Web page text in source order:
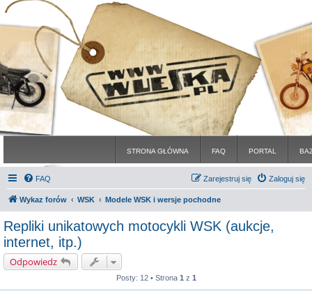
STRONA GŁÓWNA FAQ PORTAL
FAQ Zaloguj się
Zarejestruj się
Wykaz forów WSK Modele WSK i wersje pochodne
Repliki unikatowych motocykli WSK (aukcje,
internet, itp.)
Odpowiedz
Posty: 12 • Strona 1 z 1